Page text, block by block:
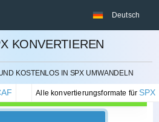
Deutsch
KONVERTIEREN
KOSTENLOS IN SPX UMWANDELN
Alle konvertierungsformate für SPX